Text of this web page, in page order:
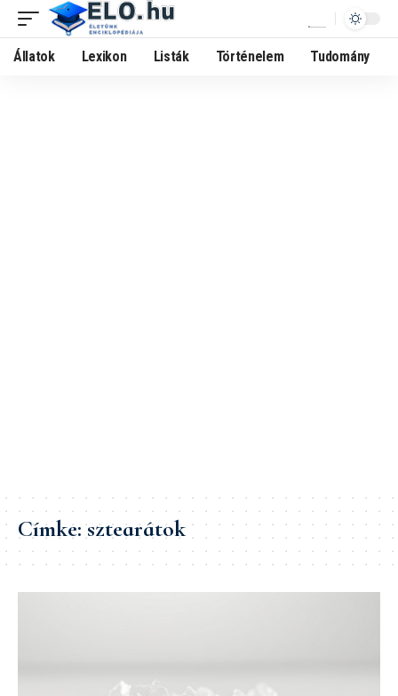
Állatok Lexikon Listák Történelem Tudomány
Címke:sztearátok